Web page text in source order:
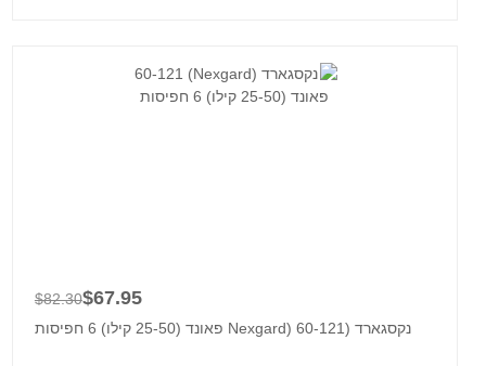
$67.95
$82.30
נקסגארד (Nexgard) 60-121 פאונד (25-50 קילו) 6 חפיסות